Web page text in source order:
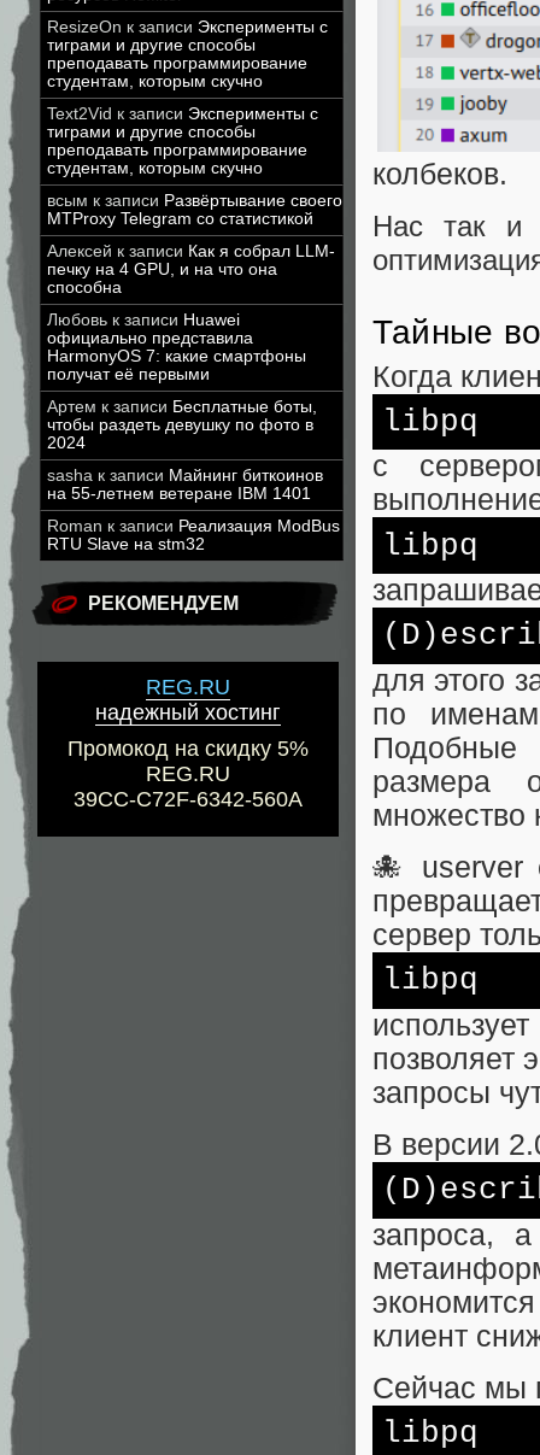
ResizeOn к записи Эксперименты с
тиграми и другие способы
преподавать программирование
студентам, которым скучно
Text2Vid к записи Эксперименты с
тиграми и другие способы
преподавать программирование
студентам, которым скучно
всым к записи Развёртывание своего
MTProxy Telegram со статистикой
Алексей к записи Как я собрал LLM-
печку на 4 GPU, и на что она
способна
Любовь к записи Huawei
официально представила
HarmonyOS 7: какие смартфоны
получат её первыми
Артем к записи Бесплатные боты,
чтобы раздеть девушку по фото в
2024
sasha к записи Майнинг биткоинов
на 55-летнем ветеране IBM 1401
Roman к записи Реализация ModBus
RTU Slave на stm32
РЕКОМЕНДУЕМ
REG.RU
надежный хостинг
Промокод на скидку 5%
REG.RU
39CC-C72F-6342-560A
колбеков.
Нас так и
Тайные
Когда
libpq
с
libpq
для этого
по
размера
множество
🐙 userver
сервер
libpq
позволяет
запросы
В версии
запроса,
клиент
Сейчас мы
libpq